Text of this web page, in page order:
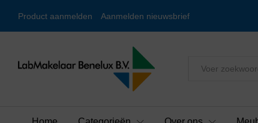
Product aanmelden Aanmelden nieuwsbrief
Alles